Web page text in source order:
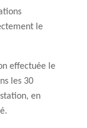
le
effectuée le
les 30
en